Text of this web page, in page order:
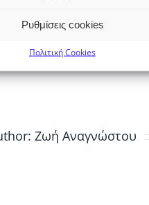
Ρυθμίσεις cookies
Πολιτική Cookies
αυτό το
RedditLinkedInWhatsApp
Tumblr
Ζωή Αναγνώστου